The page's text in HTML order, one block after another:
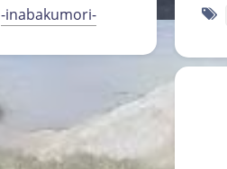
-inabakumori-